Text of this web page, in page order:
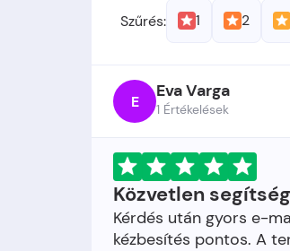
Szűrés: 1 2
E Eva Varga
1 Értékelések
Közvetlen
Kérdés után gyors e-
kézbesítés pontos. A